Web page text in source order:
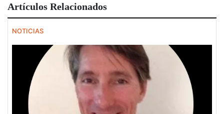
Artículos Relacionados
NOTICIAS